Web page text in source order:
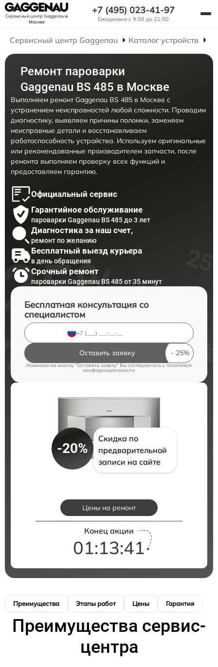
Сервисный центр Gaggenauв
Москве
+7 (495) 023-41-97
Ежедневно с 9:00 до 21:00
Сервисный центр Gaggenau Каталог устройств
Ремонт пароварки
Gaggenau BS 485 в Москве
Выполняем ремонт Gaggenau BS 485 в Москве с
устранением неисправностей любой сложности. Проводим
диагностику, выявляем причины поломки, заменяем
неисправные детали и восстанавливаем
работоспособность устройства. Используем оригинальные
или рекомендованные производителем запчасти, после
ремонта выполняем проверку всех функций и
предоставляем гарантию.
Официальный сервис
Гарантийное обслуживание
пароварки Gaggenau BS 485 до 3 лет
Диагностика за наш счет,
ремонт по желанию
Бесплатный выезд курьера
в день обращения
Срочный ремонт
пароварки Gaggenau BS 485 от 35 минут
Бесплатная консультация со
специалистом
Оставить заявку
Нажимая на кнопку "Оставить заявку" Вы соглашаетесь c политикой
конфиденциальности
-20%
Скидка по
предварительной
записи на сайте
Цены на ремонт
Конец акции
01:13:40
Преимущества Этапы работ Цены Гарантия
Преимущества сервис-
центра